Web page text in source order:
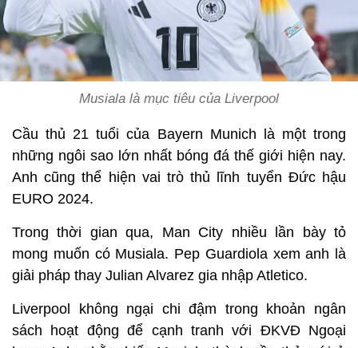
Musiala là mục tiêu của Liverpool
Cầu thủ 21 tuổi của Bayern Munich là một trong
những ngôi sao lớn nhất bóng đá thế giới hiện nay.
Anh cũng thể hiện vai trò thủ lĩnh tuyển Đức hậu
EURO 2024.
Trong thời gian qua, Man City nhiều lần bày tỏ
mong muốn có Musiala. Pep Guardiola xem anh là
giải pháp thay Julian Alvarez gia nhập Atletico.
Liverpool không ngại chi đậm trong khoản ngân
sách hoạt động để cạnh tranh với ĐKVĐ Ngoại